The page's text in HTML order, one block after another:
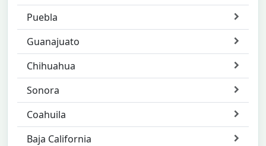
Puebla
Guanajuato
Chihuahua
Sonora
Coahuila
Baja California